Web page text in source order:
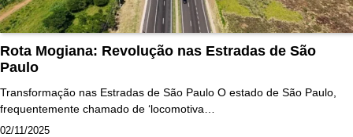
Rota Mogiana: Revolução nas Estradas de São
Paulo
Transformação nas Estradas de São Paulo O estado de São Paulo,
frequentemente chamado de ‘locomotiva…
02/11/2025